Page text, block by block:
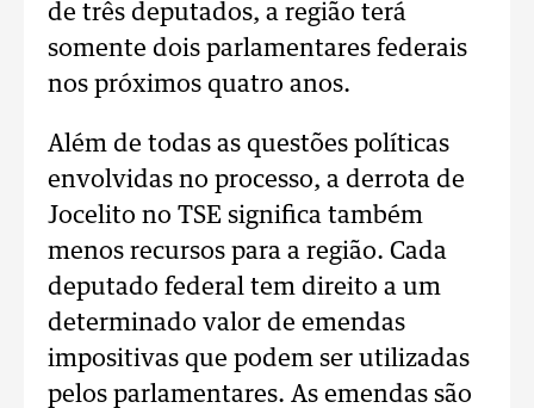
de três deputados, a região terá
somente dois parlamentares federais
nos próximos quatro anos.
Além de todas as questões políticas
envolvidas no processo, a derrota de
Jocelito no TSE significa também
menos recursos para a região. Cada
deputado federal tem direito a um
determinado valor de emendas
impositivas que podem ser utilizadas
pelos parlamentares. As emendas são